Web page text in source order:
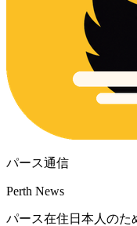
パース通信
Perth News
パース在住日本人のた